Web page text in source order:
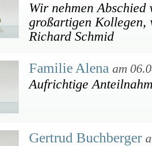
Wir nehmen Abschied
großartigen Kollegen,
Richard Schmid
Familie Alena am
Aufrichtige
Gertrud Buchberger